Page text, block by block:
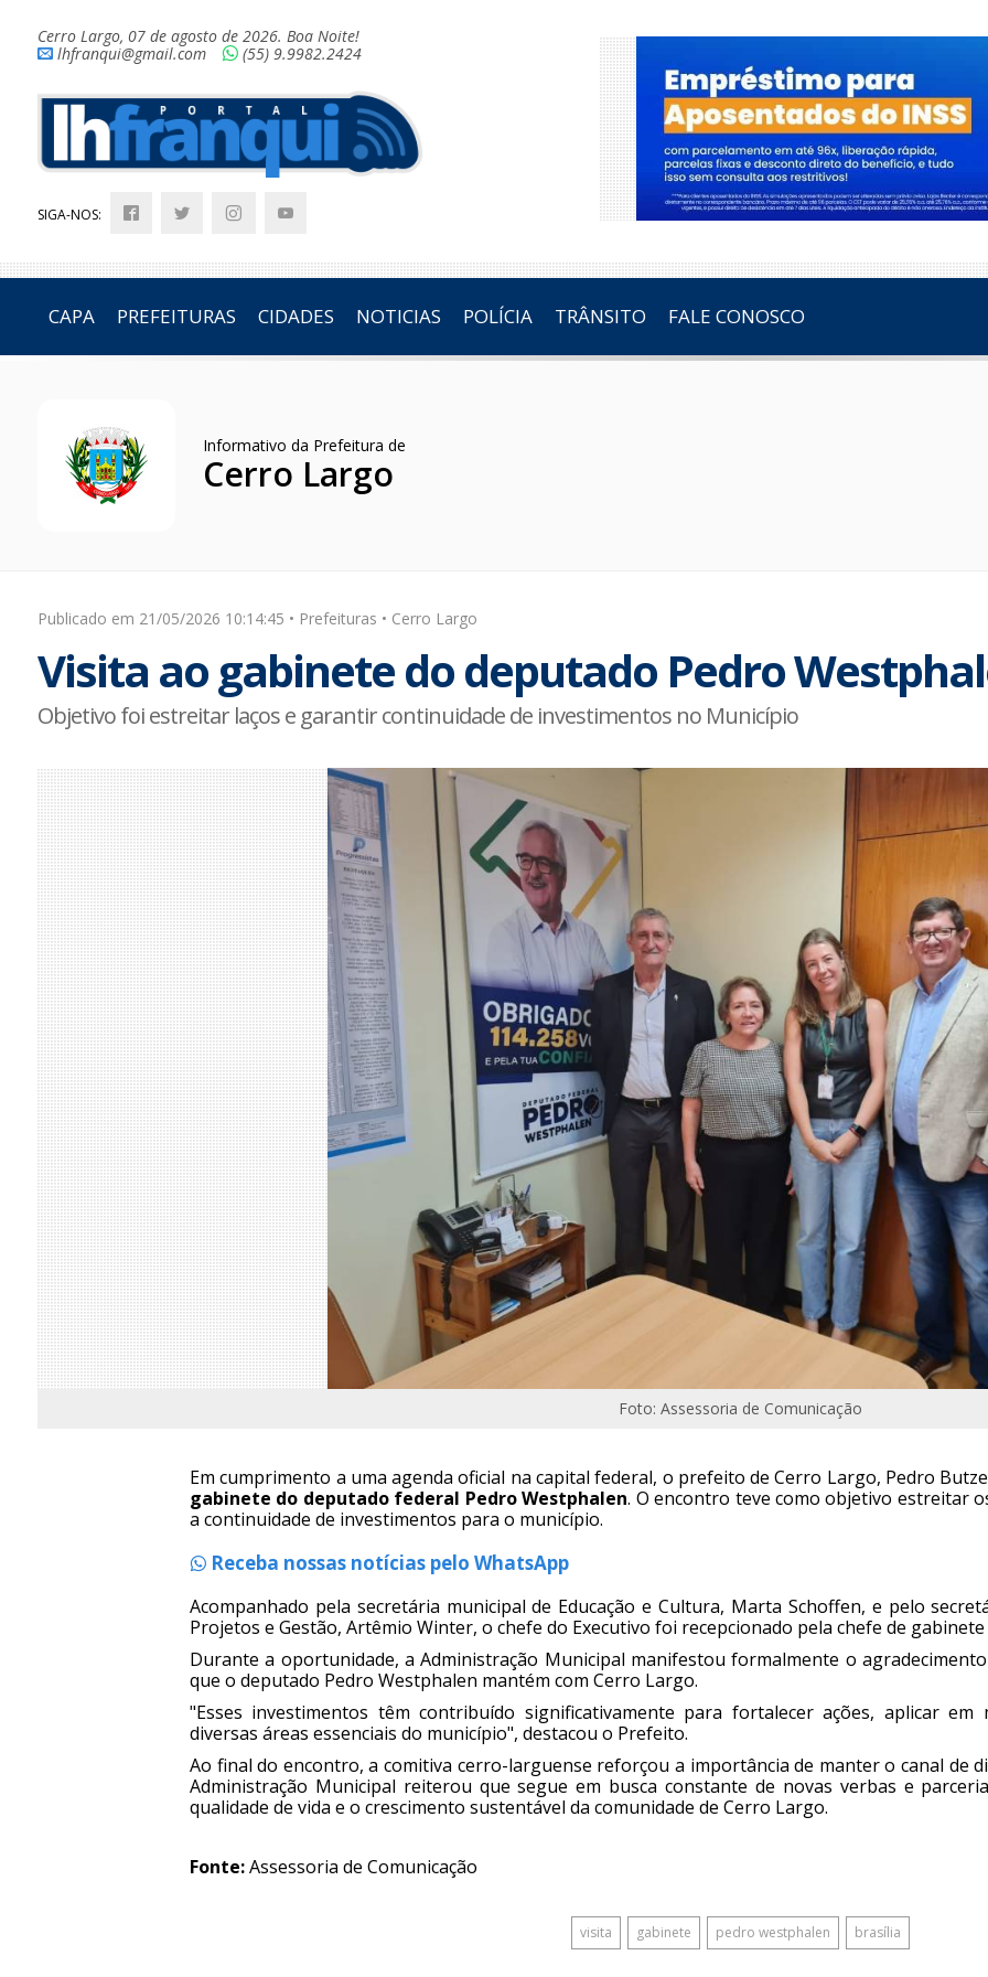
Cerro Largo, 07 de agosto de 2026. Boa Noite!
lhfranqui@gmail.com
(55) 9.9982.2424
SIGA-NOS:
CAPA PREFEITURAS CIDADES NOTICIAS POLÍCIA TRÂNSITO FALE CONOSCO
Informativo da Prefeitura de
Cerro Largo
Publicado em 21/05/2026 10:14:45 • Prefeituras • Cerro Largo
Visita ao gabinete do deputado Pedro
Objetivo foi estreitar laços e garantir continuidade de investimentos no Município
Foto: Assessoria de Comunicação
Em cumprimento a uma agenda oficial na capital federal, o prefeito de Cerro Largo, Pedro
gabinete do deputado federal Pedro Westphalen. O encontro teve como objetivo estreitar
a continuidade de investimentos para o município.
Receba nossas notícias pelo WhatsApp
Acompanhado pela secretária municipal de Educação e Cultura, Marta Schoffen, e pelo
Projetos e Gestão, Artêmio Winter, o chefe do Executivo foi recepcionado pela chefe de
Durante a oportunidade, a Administração Municipal manifestou formalmente o
que o deputado Pedro Westphalen mantém com Cerro Largo.
"Esses investimentos têm contribuído significativamente para fortalecer ações, aplicar em
diversas áreas essenciais do município", destacou o Prefeito.
Ao final do encontro, a comitiva cerro-larguense reforçou a importância de manter o canal de
Administração Municipal reiterou que segue em busca constante de novas verbas e
qualidade de vida e o crescimento sustentável da comunidade de Cerro Largo.
Fonte:Assessoria de Comunicação
visita gabinete pedro westphalen brasília